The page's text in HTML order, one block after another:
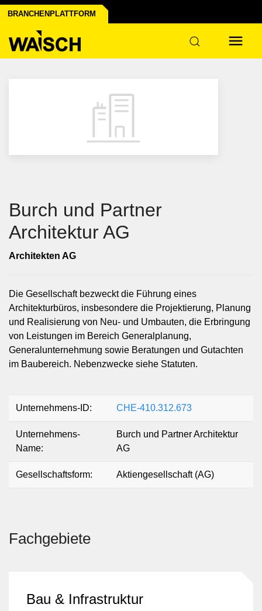
BRANCHENPLATTFORM
Burch und Partner
Architektur AG
Architekten AG
Die Gesellschaft bezweckt die Führung eines
Architekturbüros, insbesondere die Projektierung, Planung
und Realisierung von Neu- und Umbauten, die Erbringung
von Leistungen im Bereich Generalplanung,
Generalunternehmung sowie Beratungen und Gutachten
im Baubereich. Nebenzwecke siehe Statuten.
Unternehmens-ID: CHE-410.312.673
Unternehmens-
Name:
Burch und Partner Architektur
AG
Gesellschaftsform: Aktiengesellschaft (AG)
Fachgebiete
Bau & Infrastruktur